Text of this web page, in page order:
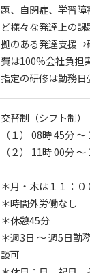
題、自閉症、学習
ど様々な発達上の
拠のある発達支援→
費は100%会社負担
指定の研修は勤務日
交替制（シフト制）
（１） 08時 45分
（２） 11時 00分
＊月・木は１１：０
＊時間外労働なし
＊休憩45分
＊週3日 〜 週5日勤
談可